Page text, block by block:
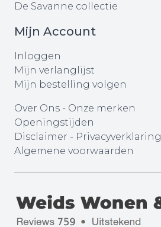
De Savanne collectie
Mijn Account
Inloggen
Mijn verlanglijst
Mijn bestelling volgen
Over Ons - Onze merken
Openingstijden
Disclaimer - Privacyverklaring
Algemene voorwaarden